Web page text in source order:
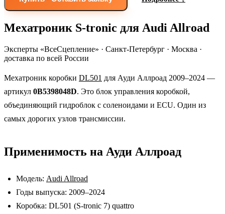
Мехатроник S-tronic для Audi Allroad
Эксперты «ВсеСцепление» · Санкт-Петербург · Москва ·
доставка по всей России
Мехатроник коробки DL501 для Ауди Аллроад 2009–2024 —
артикул 0B5398048D. Это блок управления коробкой,
объединяющий гидроблок с соленоидами и ECU. Один из
самых дорогих узлов трансмиссии.
Применимость на Ауди Аллроад
Модель: Audi Allroad
Годы выпуска: 2009–2024
Коробка: DL501 (S-tronic 7) quattro